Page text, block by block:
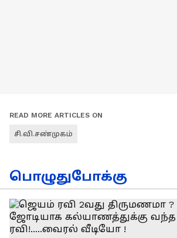
READ MORE ARTICLES ON
சி.வி.சண்முகம்
பொழுதுபோக்கு